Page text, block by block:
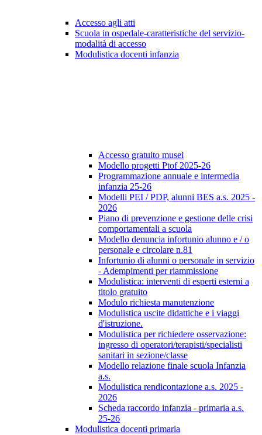
Accesso agli atti
Scuola in ospedale-caratteristiche del servizio-
modalità di accesso
Modulistica docenti infanzia
Accesso gratuito musei
Modello progetti Ptof 2025-26
Programmazione annuale e intermedia
infanzia 25-26
Modelli PEI / PDP, alunni BES a.s. 2025 -
2026
Piano di prevenzione e gestione delle crisi
comportamentali a scuola
Modello denuncia infortunio alunno e / o
personale e circolare n.81
Infortunio di alunni o personale in servizio
- Adempimenti per riammissione
Modulistica: interventi di esperti esterni a
titolo gratuito
Modulo richiesta manutenzione
Modulistica uscite didattiche e i viaggi
d'istruzione.
Modulistica per richiedere osservazione:
ingresso di operatori/terapisti/specialisti
sanitari in sezione/classe
Modello relazione finale scuola Infanzia
a.s.
Modulistica rendicontazione a.s. 2025 -
2026
Scheda raccordo infanzia - primaria a.s.
25-26
Modulistica docenti primaria